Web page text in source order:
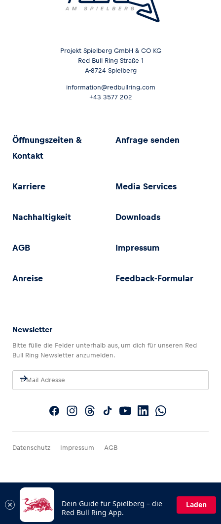
Projekt Spielberg GmbH & CO KG
Red Bull Ring Straße 1
A-8724 Spielberg
information@redbullring.com
+43 3577 202
Öffnungszeiten &
Kontakt
Anfrage senden
Karriere Media Services
Nachhaltigkeit Downloads
AGB Impressum
Anreise Feedback-Formular
Newsletter
Bitte fülle die Felder unterhalb aus, um dich für unseren Red
Bull Ring Newsletter anzumelden.
Datenschutz Impressum AGB
Dein Guide für Spielberg – die
Red Bull Ring App.
Laden